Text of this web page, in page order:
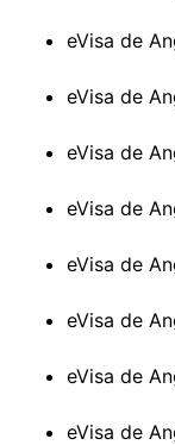
eVisa de
eVisa de
eVisa de
eVisa de
eVisa de
eVisa de
eVisa de
eVisa de